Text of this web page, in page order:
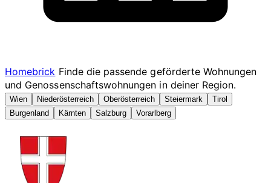
Homebrick Finde die passende geförderte Wohnungen
und Genossenschaftswohnungen in deiner Region.
Wien Niederösterreich Oberösterreich Steiermark
Tirol
Burgenland
Kärnten Salzburg Vorarlberg